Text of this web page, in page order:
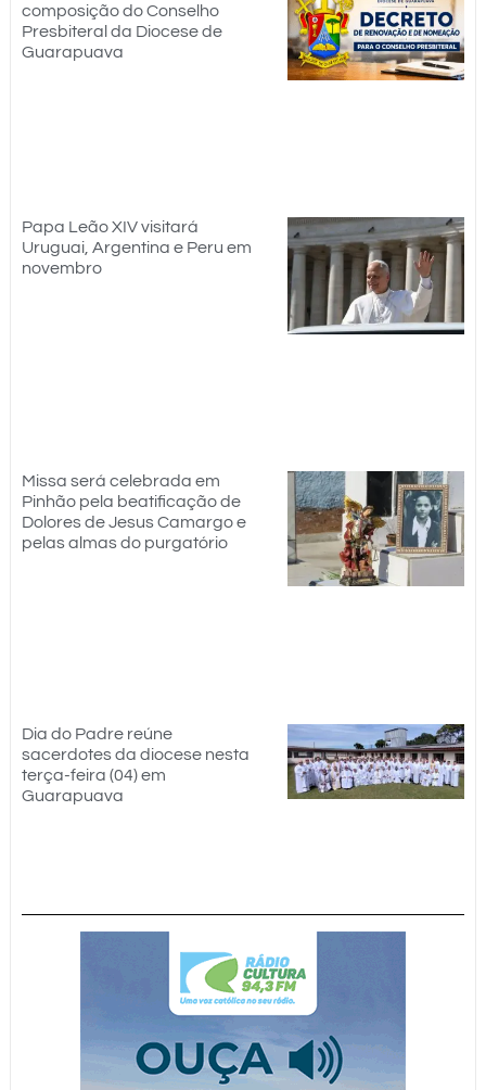
composição do Conselho
Presbiteral da Diocese de
Guarapuava
Papa Leão XIV visitará
Uruguai, Argentina e Peru em
novembro
Missa será celebrada em
Pinhão pela beatificação de
Dolores de Jesus Camargo e
pelas almas do purgatório
Dia do Padre reúne
sacerdotes da diocese nesta
terça-feira (04) em
Guarapuava